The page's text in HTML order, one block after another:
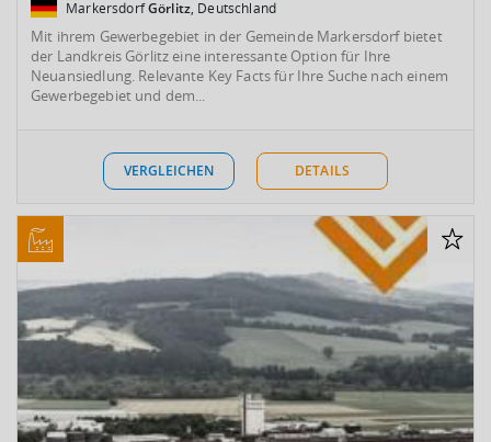
MarkersdorfGörlitz, Deutschland
Mit ihrem Gewerbegebiet in der Gemeinde Markersdorf bietet
der Landkreis Görlitz eine interessante Option für Ihre
Neuansiedlung. Relevante Key Facts für Ihre Suche nach einem
Gewerbegebiet und dem...
VERGLEICHEN DETAILS